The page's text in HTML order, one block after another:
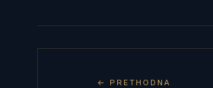
← PRETHODNA